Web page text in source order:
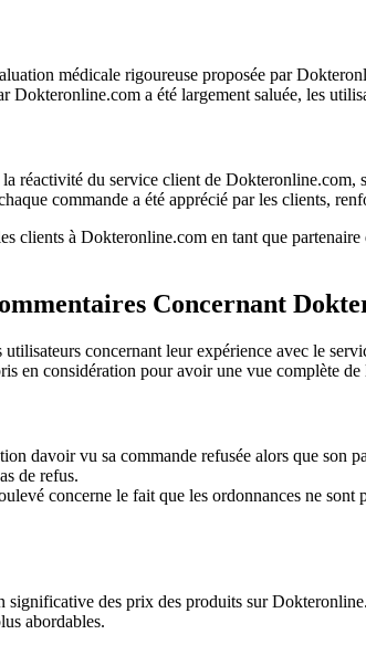
médicale rigoureuse proposée par
Dokteronline.com a été largement saluée, les
réactivité du service client de
commande a été apprécié par les clients,
clients à Dokteronline.com en tant que
Concernant
concernant leur expérience avec le
en considération pour avoir une vue complète
davoir vu sa commande refusée alors que son
de refus.
concerne le fait que les ordonnances ne sont
des prix des produits sur
abordables.